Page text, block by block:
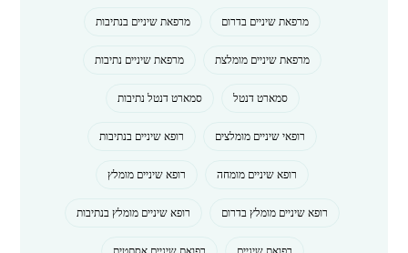
מרפאת שיניים בדרום
מרפאת שיניים בנתיבות
מרפאת שיניים מומלצת
מרפאת שיניים נתיבות
סמארט דנטל
סמארט דנטל נתיבות
רופאי שיניים מומלצים
רופא שיניים בנתיבות
רופא שיניים מומחה
רופא שיניים מומלץ
רופא שיניים מומלץ בדרום
רופא שיניים מומלץ בנתיבות